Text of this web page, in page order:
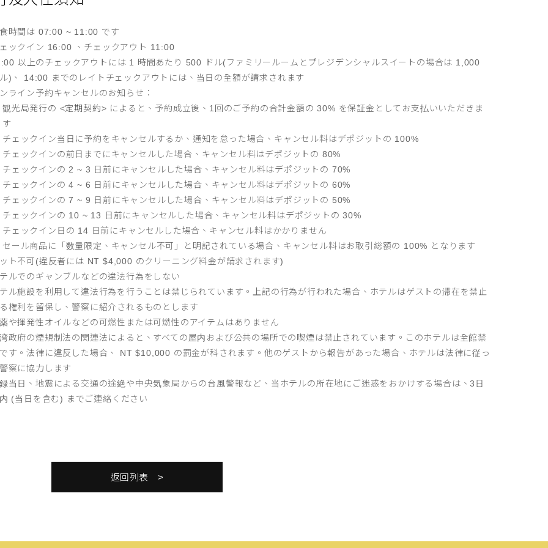
時間は 07:00 ~ 11:00 です
ックイン 16:00 、チェックアウト 11:00
以上のチェックアウトには 1 時間あたり 500 ドル(ファミリールームとプレジデンシャルスイートの場合は 1,000
ル)、 14:00 までのレイトチェックアウトには、当日の全額が請求されます
ライン予約キャンセルのお知らせ：
観光局発行の <定期契約> によると、予約成立後、1回のご予約の合計金額の 30% を保証金としてお支払いいただきま
す
チェックイン当日に予約をキャンセルするか、通知を怠った場合、キャンセル料はデポジットの 100%
チェックインの前日までにキャンセルした場合、キャンセル料はデポジットの 80%
チェックインの 2 ~ 3 日前にキャンセルした場合、キャンセル料はデポジットの 70%
チェックインの 4 ~ 6 日前にキャンセルした場合、キャンセル料はデポジットの 60%
チェックインの 7 ~ 9 日前にキャンセルした場合、キャンセル料はデポジットの 50%
チェックインの 10 ~ 13 日前にキャンセルした場合、キャンセル料はデポジットの 30%
チェックイン日の 14 日前にキャンセルした場合、キャンセル料はかかりません
セール商品に「数量限定、キャンセル不可」と明記されている場合、キャンセル料はお取引総額の 100% となります
ト不可(違反者には NT $4,000 のクリーニング料金が請求されます)
ルでのギャンブルなどの違法行為をしない
ル施設を利用して違法行為を行うことは禁じられています。上記の行為が行われた場合、ホテルはゲストの滞在を禁止
権利を留保し、警察に紹介されるものとします
や揮発性オイルなどの可燃性または可燃性のアイテムはありません
政府の煙規制法の関連法によると、すべての屋内および公共の場所での喫煙は禁止されています。このホテルは全館禁
す。法律に違反した場合、 NT $10,000 の罰金が科されます。他のゲストから報告があった場合、ホテルは法律に従っ
察に協力します
当日、地震による交通の途絶や中央気象局からの台風警報など、当ホテルの所在地にご迷惑をおかけする場合は、3日
(当日を含む) までご連絡ください
返回列表